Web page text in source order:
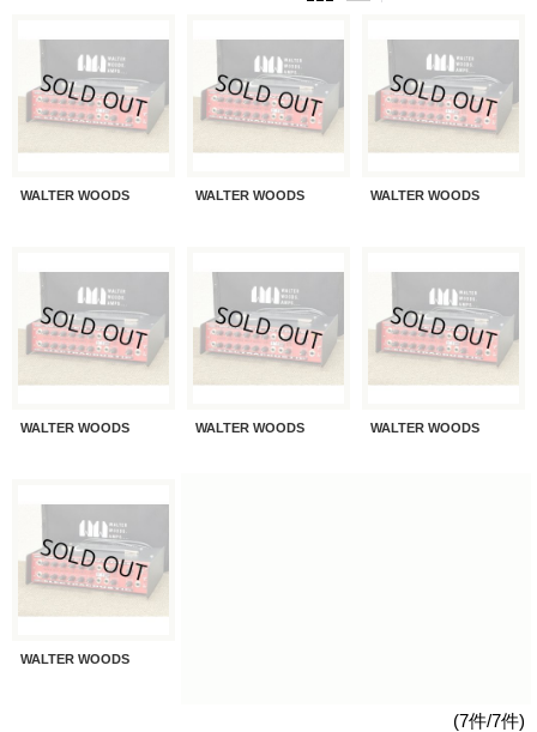
WALTER WOODS WALTER WOODS WALTER WOODS
WALTER WOODS WALTER WOODS WALTER WOODS
WALTER WOODS
(7件/7件)